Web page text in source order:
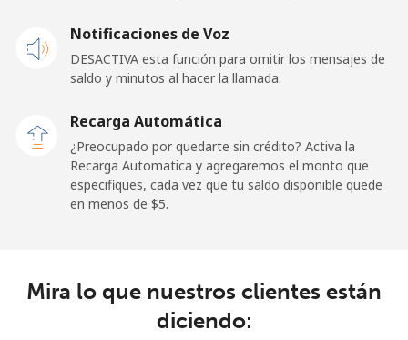
Notificaciones de Voz
DESACTIVA esta función para omitir los mensajes de
saldo y minutos al hacer la llamada.
Recarga Automática
¿Preocupado por quedarte sin crédito? Activa la
Recarga Automatica y agregaremos el monto que
especifiques, cada vez que tu saldo disponible quede
en menos de ⁦$5⁩.
Mira lo que nuestros clientes están
diciendo: